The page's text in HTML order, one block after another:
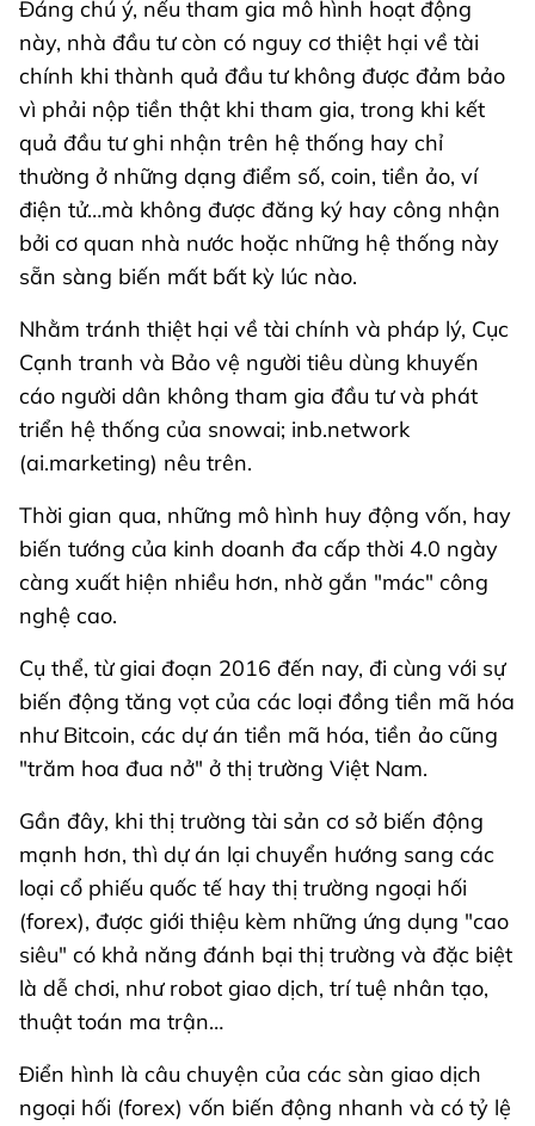
Đáng chú ý, nếu tham gia mô hình hoạt động
này, nhà đầu tư còn có nguy cơ thiệt hại về tài
chính khi thành quả đầu tư không được đảm bảo
vì phải nộp tiền thật khi tham gia, trong khi kết
quả đầu tư ghi nhận trên hệ thống hay chỉ
thường ở những dạng điểm số, coin, tiền ảo, ví
điện tử…mà không được đăng ký hay công nhận
bởi cơ quan nhà nước hoặc những hệ thống này
sẵn sàng biến mất bất kỳ lúc nào.
Nhằm tránh thiệt hại về tài chính và pháp lý, Cục
Cạnh tranh và Bảo vệ người tiêu dùng khuyến
cáo người dân không tham gia đầu tư và phát
triển hệ thống của snowai; inb.network
(ai.marketing) nêu trên.
Thời gian qua, những mô hình huy động vốn, hay
biến tướng của kinh doanh đa cấp thời 4.0 ngày
càng xuất hiện nhiều hơn, nhờ gắn "mác" công
nghệ cao.
Cụ thể, từ giai đoạn 2016 đến nay, đi cùng với sự
biến động tăng vọt của các loại đồng tiền mã hóa
như Bitcoin, các dự án tiền mã hóa, tiền ảo cũng
"trăm hoa đua nở" ở thị trường Việt Nam.
Gần đây, khi thị trường tài sản cơ sở biến động
mạnh hơn, thì dự án lại chuyển hướng sang các
loại cổ phiếu quốc tế hay thị trường ngoại hối
(forex), được giới thiệu kèm những ứng dụng "cao
siêu" có khả năng đánh bại thị trường và đặc biệt
là dễ chơi, như robot giao dịch, trí tuệ nhân tạo,
thuật toán ma trận…
Điển hình là câu chuyện của các sàn giao dịch
ngoại hối (forex) vốn biến động nhanh và có tỷ lệ